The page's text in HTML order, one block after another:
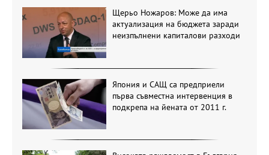
Щерьо Ножаров: Може да има
актуализация на бюджета заради
неизпълнени капиталови разходи
Япония и САЩ са предприели
първа съвместна интервенция в
подкрепа на йената от 2011 г.